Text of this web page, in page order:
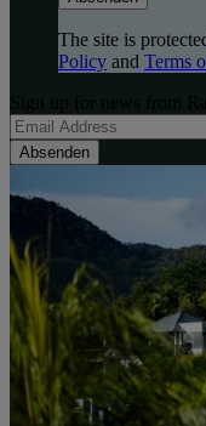
The site is
Policy and Terms
Absenden